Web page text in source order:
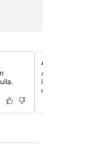
Aproveite o
incluem salas
conveniência